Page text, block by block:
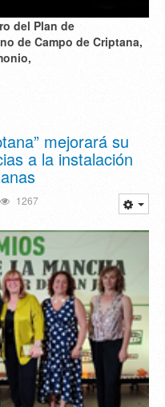
del Plan de
de Campo de Criptana,
mejorará su
a la instalación
1267